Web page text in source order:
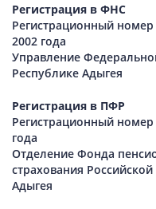
Регистрация в ФНС
Регистрационный номер
2002 года
Управление
Республике Адыгея
Регистрация в ПФР
Регистрационный номер
года
Отделение Фонда
страхования
Адыгея